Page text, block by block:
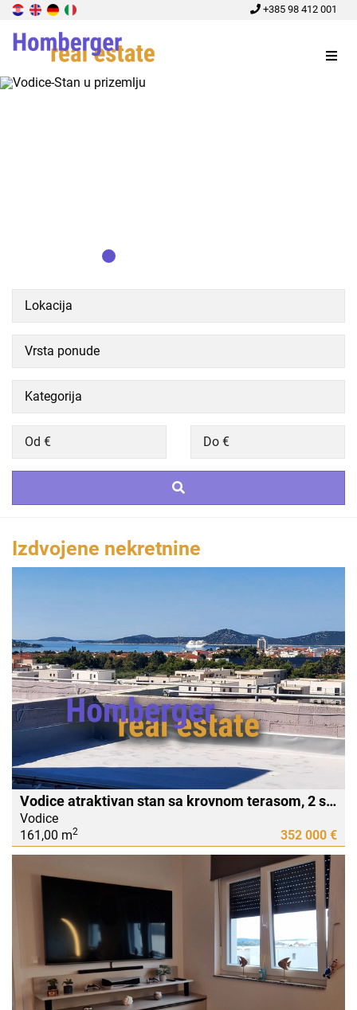
+385 98 412 001
Menu
Izdvojene nekretnine
Vodice atraktivan stan sa krovnom terasom, 2 spavaće sobe, podno grijanje, pogled
Vodice
161,00 m2 352 000 €